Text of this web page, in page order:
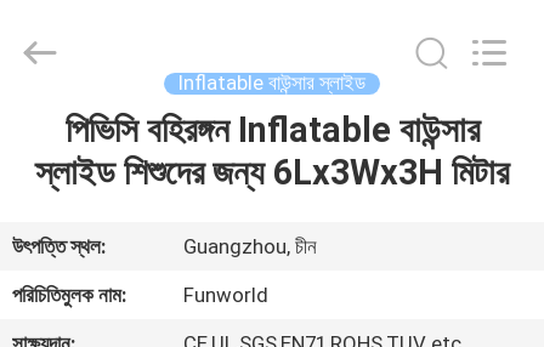
ভিডিও
Limited.
Inflatable বাউন্সার স্লাইড
পিভিসি বহিরঙ্গন Inflatable বাউন্সার
স্লাইড শিশুদের জন্য 6Lx3Wx3H মিটার
উৎপত্তি স্থল:
Guangzhou, চীন
পরিচিতিমুলক নাম:
Funworld